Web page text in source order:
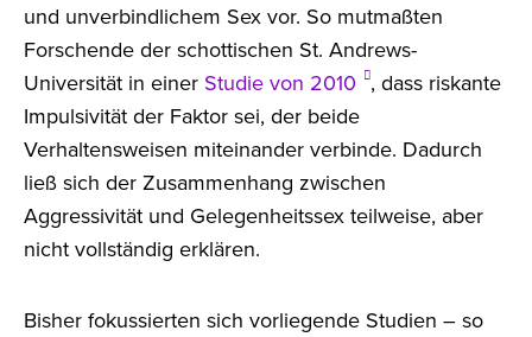
und unverbindlichem Sex vor. So mutmaßten
Forschende der schottischen St. Andrews-
Universität in einer Studie von 2010 , dass riskante
Impulsivität der Faktor sei, der beide
Verhaltensweisen miteinander verbinde. Dadurch
ließ sich der Zusammenhang zwischen
Aggressivität und Gelegenheitssex teilweise, aber
nicht vollständig erklären.
Bisher fokussierten sich vorliegende Studien – so